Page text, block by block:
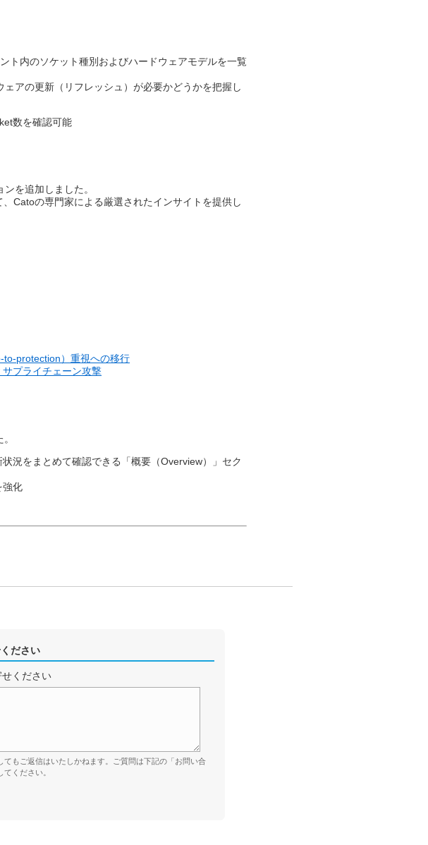
ト内のソケット種別およびハードウェアモデルを一覧
アの更新（リフレッシュ）が必要かどうかを把握し
数を確認可能
を追加しました。​
Catoの専門家による厳選されたインサイトを提供し
to-protection）重視への移行
プライチェーン攻撃
況をまとめて確認できる「概要（Overview）」セク
強化
ださい
ください
てもご返信はいたしかねます。ご質問は下記の「お問い合
ください。